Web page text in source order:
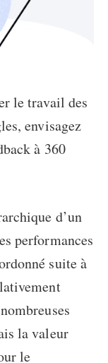
le travail des
envisagez
à 360
d’un
performances
suite à
la valeur
le